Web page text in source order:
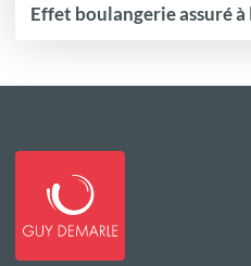
Effet boulangerie assuré à